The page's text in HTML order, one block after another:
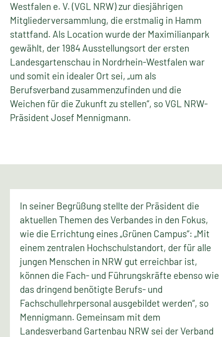
Westfalen e. V. (VGL NRW) zur diesjährigen
Mitgliederversammlung, die erstmalig in Hamm
stattfand. Als Location wurde der Maximilianpark
gewählt, der 1984 Ausstellungsort der ersten
Landesgartenschau in Nordrhein-Westfalen war
und somit ein idealer Ort sei, „um als
Berufsverband zusammenzufinden und die
Weichen für die Zukunft zu stellen“, so VGL NRW-
Präsident Josef Mennigmann.
In seiner Begrüßung stellte der Präsident die
aktuellen Themen des Verbandes in den Fokus,
wie die Errichtung eines „Grünen Campus“: „Mit
einem zentralen Hochschulstandort, der für alle
jungen Menschen in NRW gut erreichbar ist,
können die Fach- und Führungskräfte ebenso wie
das dringend benötigte Berufs- und
Fachschullehrpersonal ausgebildet werden“, so
Mennigmann. Gemeinsam mit dem
Landesverband Gartenbau NRW sei der Verband